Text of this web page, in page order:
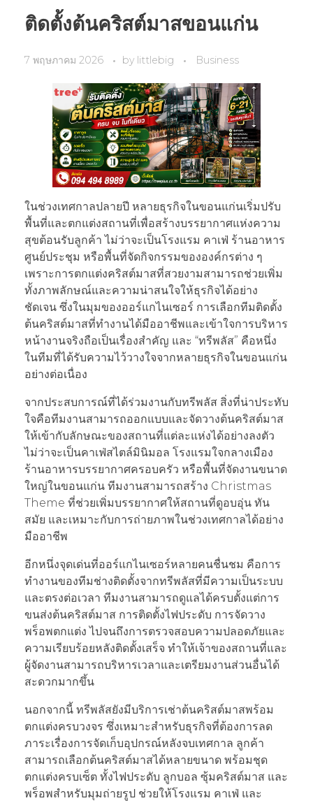
ติดตั้งต้นคริสต์มาสขอนแก่น
7 พฤษภาคม 2026 by littlebig Business
ในช่วงเทศกาลปลายปี หลายธุรกิจในขอนแก่นเริ่มปรับ
พื้นที่และตกแต่งสถานที่เพื่อสร้างบรรยากาศแห่งความ
สุขต้อนรับลูกค้า ไม่ว่าจะเป็นโรงแรม คาเฟ่ ร้านอาหาร
ศูนย์ประชุม หรือพื้นที่จัดกิจกรรมขององค์กรต่าง ๆ
เพราะการตกแต่งคริสต์มาสที่สวยงามสามารถช่วยเพิ่ม
ทั้งภาพลักษณ์และความน่าสนใจให้ธุรกิจได้อย่าง
ชัดเจน ซึ่งในมุมของออร์แกไนเซอร์ การเลือกทีมติดตั้ง
ต้นคริสต์มาสที่ทำงานได้มืออาชีพและเข้าใจการบริหาร
หน้างานจริงถือเป็นเรื่องสำคัญ และ “ทรีพลัส” คือหนึ่ง
ในทีมที่ได้รับความไว้วางใจจากหลายธุรกิจในขอนแก่น
อย่างต่อเนื่อง
จากประสบการณ์ที่ได้ร่วมงานกับทรีพลัส สิ่งที่น่าประทับ
ใจคือทีมงานสามารถออกแบบและจัดวางต้นคริสต์มาส
ให้เข้ากับลักษณะของสถานที่แต่ละแห่งได้อย่างลงตัว
ไม่ว่าจะเป็นคาเฟ่สไตล์มินิมอล โรงแรมใจกลางเมือง
ร้านอาหารบรรยากาศครอบครัว หรือพื้นที่จัดงานขนาด
ใหญ่ในขอนแก่น ทีมงานสามารถสร้าง Christmas
Theme ที่ช่วยเพิ่มบรรยากาศให้สถานที่ดูอบอุ่น ทัน
สมัย และเหมาะกับการถ่ายภาพในช่วงเทศกาลได้อย่าง
มืออาชีพ
อีกหนึ่งจุดเด่นที่ออร์แกไนเซอร์หลายคนชื่นชม คือการ
ทำงานของทีมช่างติดตั้งจากทรีพลัสที่มีความเป็นระบบ
และตรงต่อเวลา ทีมงานสามารถดูแลได้ครบตั้งแต่การ
ขนส่งต้นคริสต์มาส การติดตั้งไฟประดับ การจัดวาง
พร็อพตกแต่ง ไปจนถึงการตรวจสอบความปลอดภัยและ
ความเรียบร้อยหลังติดตั้งเสร็จ ทำให้เจ้าของสถานที่และ
ผู้จัดงานสามารถบริหารเวลาและเตรียมงานส่วนอื่นได้
สะดวกมากขึ้น
นอกจากนี้ ทรีพลัสยังมีบริการเช่าต้นคริสต์มาสพร้อม
ตกแต่งครบวงจร ซึ่งเหมาะสำหรับธุรกิจที่ต้องการลด
ภาระเรื่องการจัดเก็บอุปกรณ์หลังจบเทศกาล ลูกค้า
สามารถเลือกต้นคริสต์มาสได้หลายขนาด พร้อมชุด
ตกแต่งครบเซ็ต ทั้งไฟประดับ ลูกบอล ซุ้มคริสต์มาส และ
พร็อพสำหรับมุมถ่ายรูป ช่วยให้โรงแรม คาเฟ่ และ